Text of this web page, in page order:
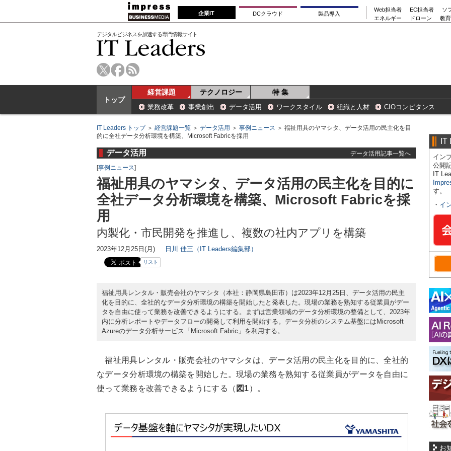
企業IT DCクラウド 製品導入
Web担当者 EC担当者
ソ
エネルギー
ドローン 教
デジタルビジネスを加速する専門情報サイト
トップ
経営課題 テクノロジー 特 集
業務改革 事業創出 データ活用 ワークスタイル 組織と人材 CIOコンピタンス
IT Leaders トップ＞ 経営課題一覧 ＞ データ活用 ＞ 事例ニュース ＞ 福祉用具のヤマシタ、データ活用の民主化を目
的に全社データ分析環境を構築、Microsoft Fabricを採用
データ活用
データ活用記事一覧へ
[事例ニュース]
福祉用具のヤマシタ、データ活用の民主化を目的に
全社データ分析環境を構築、Microsoft Fabricを採
用
内製化・市民開発を推進し、複数の社内アプリを構築
2023年12月25日(月) 日川 佳三（IT Leaders編集部）
リスト
福祉用具レンタル・販売会社のヤマシタ（本社：静岡県島田市）は2023年12月25日、データ活用の民主
化を目的に、全社的なデータ分析環境の構築を開始したと発表した。現場の業務を熟知する従業員がデー
タを自由に使って業務を改善できるようにする。まずは営業領域のデータ分析環境の整備として、2023年
内に分析レポートやデータフローの開発して利用を開始する。データ分析のシステム基盤にはMicrosoft
Azureのデータ分析サービス「Microsoft Fabric」を利用する。
福祉用具レンタル・販売会社のヤマシタは、データ活用の民主化を目的に、全社的
なデータ分析環境の構築を開始した。現場の業務を熟知する従業員がデータを自由に
使って業務を改善できるようにする（ 図1）。
IT
イン
公開
IT
す。
・ イ
お